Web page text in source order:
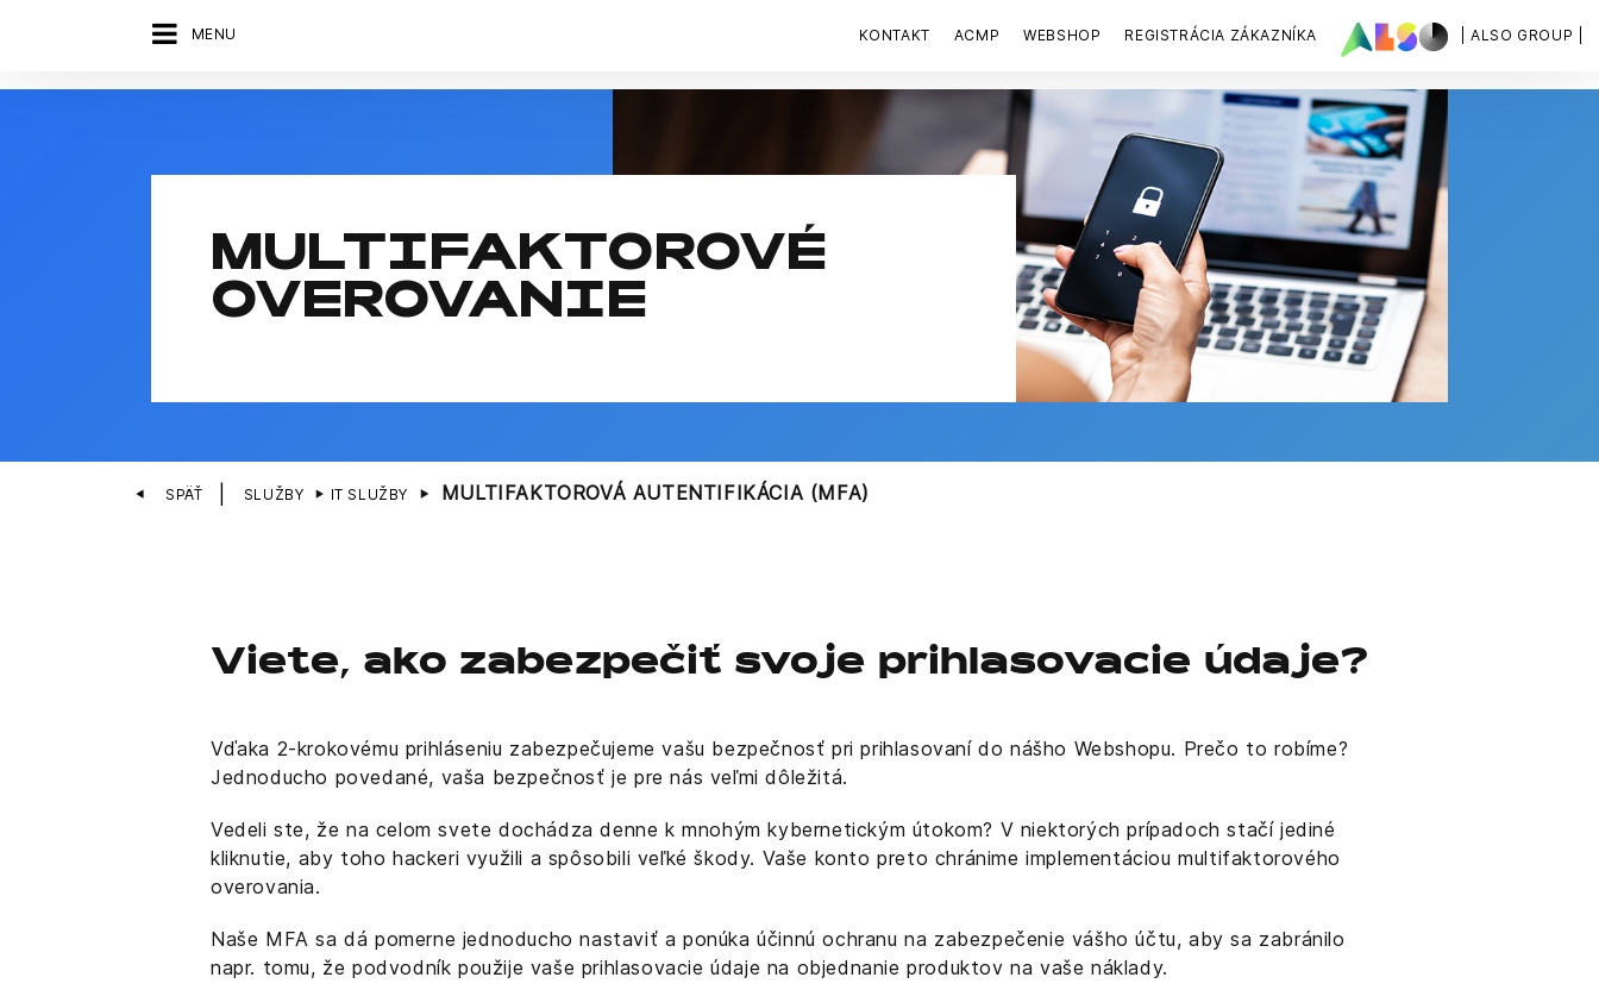
MENU | ALSO GROUP |
KONTAKT ACMP WEBSHOP REGISTRÁCIA ZÁKAZNÍKA
MULTIFAKTOROVÉ
OVEROVANIE
SPÄŤ SLUŽBY IT SLUŽBY MULTIFAKTOROVÁ AUTENTIFIKÁCIA (MFA)
Viete, ako zabezpečiť svoje prihlasovacie údaje?
Vďaka 2-krokovému prihláseniu zabezpečujeme vašu bezpečnosť pri prihlasovaní do nášho Webshopu. Prečo to robíme?
Jednoducho povedané, vaša bezpečnosť je pre nás veľmi dôležitá.
Vedeli ste, že na celom svete dochádza denne k mnohým kybernetickým útokom? V niektorých prípadoch stačí jediné
kliknutie, aby toho hackeri využili a spôsobili veľké škody. Vaše konto preto chránime implementáciou multifaktorového
overovania.
Naše MFA sa dá pomerne jednoducho nastaviť a ponúka účinnú ochranu na zabezpečenie vášho účtu, aby sa zabránilo
napr. tomu, že podvodník použije vaše prihlasovacie údaje na objednanie produktov na vaše náklady.